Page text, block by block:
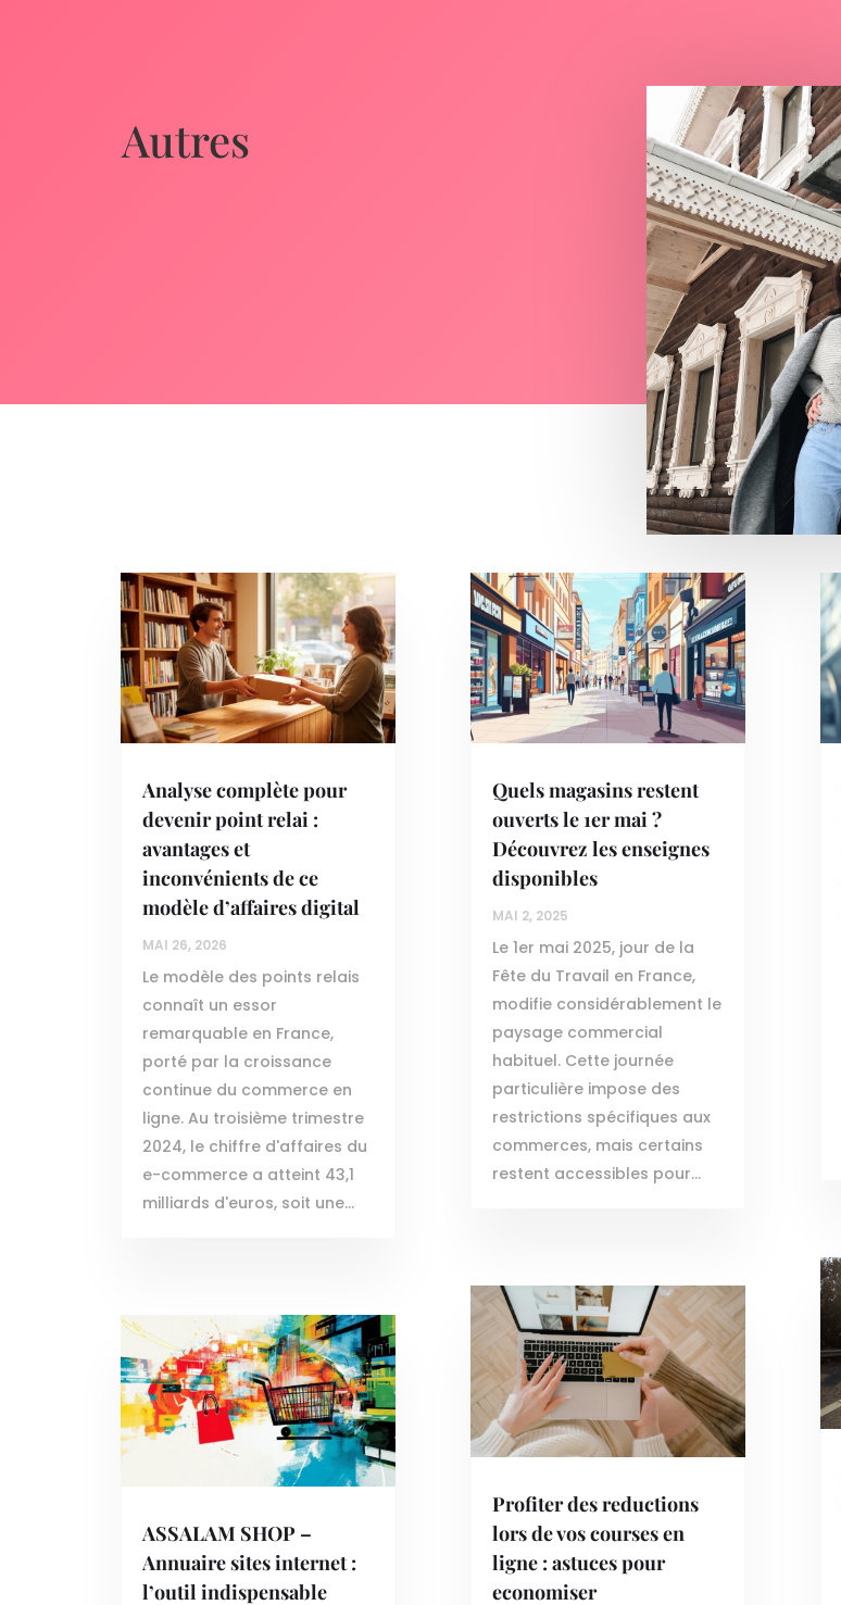
Autres
Analyse complète pour
devenir point relai :
avantages et
inconvénients de ce
modèle d’affaires digital
MAI 26, 2026
Le modèle des points relais
connaît un essor
remarquable en France,
porté par la croissance
continue du commerce en
ligne. Au troisième trimestre
2024, le chiffre d'affaires du
e-commerce a atteint 43,1
milliards d'euros, soit une...
ASSALAM SHOP –
Annuaire sites internet :
l’outil indispensable
Quels magasins restent
ouverts le 1er mai ?
Découvrez les enseignes
disponibles
MAI 2, 2025
Le 1er mai 2025, jour de la
Fête du Travail en France,
modifie considérablement le
paysage commercial
habituel. Cette journée
particulière impose des
restrictions spécifiques aux
commerces, mais certains
restent accessibles pour...
Profiter des reductions
lors de vos courses en
ligne : astuces pour
economiser